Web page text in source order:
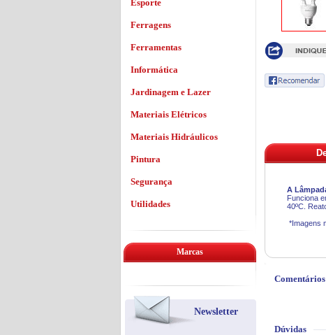
A
Funciona
40ºC.
*Imagens
Comentários
Dúvidas
Esporte
Ferragens
Ferramentas
Informática
Jardinagem e Lazer
Materiais Elétricos
Materiais Hidráulicos
Pintura
Segurança
Utilidades
Marcas
Newsletter